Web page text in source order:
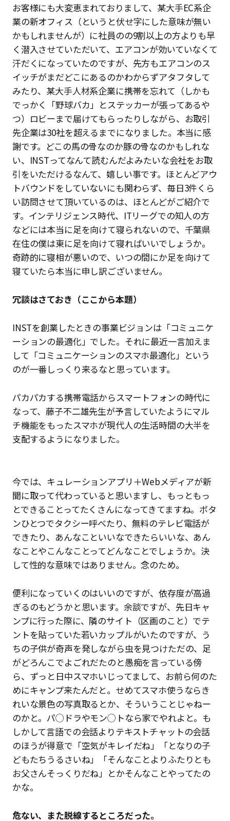
お客様にも大変恵まれておりまして、某大手EC系企
業の新オフィス（というと伏せ字にした意味が無い
かもしれませんが）に社員のの9割以上の方よりも早
く潜入させていただいて、エアコンが効いていなくて
汗だくになっていたのですが、先方もエアコンのス
イッチがまだどこにあるのかわからずアタフタして
みたり、某大手人材系企業に携帯を忘れて（しかも
でっかく「野球バカ」とステッカーが張ってあるや
つ）ロビーまで届けてもらったりしながら、お取引
先企業は30社を超えるまでになりました。本当に感
謝です。どこの馬の骨なのか豚の骨なのかもしれな
い、INSTってなんて読むんだよみたいな会社をお取
引をいただけるなんて、嬉しい事です。ほとんどアウ
トバウンドをしていないにも関わらず、毎日3件くら
い訪問させて頂いているのは、ほとんどがご紹介で
す。インテリジェンス時代、ITリーグでの知人の方
などには本当に足を向けて寝られないので、千葉県
在住の僕は東に足を向けて寝ればいいでしょうか。
奇跡的に寝相が悪いので、いつの間にか足を向けて
寝ていたら本当に申し訳ございません。
冗談はさておき（ここから本題）
INSTを創業したときの事業ビジョンは「コミュニケ
ーションの最適化」でした。それに最近一言加えま
して「コミュニケーションのスマホ最適化」という
のが一番しっくり来るなと思っています。
パカパカする携帯電話からスマートフォンの時代に
なって、藤子不二雄先生が予言していたようにマル
チ機能をもったスマホが現代人の生活時間の大半を
支配するようになりました。
今では、キュレーションアプリ＋Webメディアが新
聞に取って代わっていると思いますし、もっともっ
とできることってたくさんになってきてますね。ボタ
ンひとつでタクシー呼べたり、無料のテレビ電話が
できたり、あんなこといいなできたらいいな、あん
なことやこんなことってどんなことでしょうか。決
して性的な意味ではありません。念のため。
便利になっていくのはいいのですが、依存度が高過
ぎるのもどうかと思います。余談ですが、先日キャ
ンプに行った際に、隣のサイト（区画のこと）でテ
ントを貼っていた若いカップルがいたのですが、う
ちの子供が奇声を発しながら虫を見つけただの、足
がどろんこでよごれだたのと愚痴を言っている傍
ら、ずっと日中スマホいじってまして、お前ら何のた
めにキャンプ来たんだと。せめてスマホ使うならき
れいな景色の写真取るとか、そういうことじゃねー
のかと。パ◯ドラやモン◯トなら家でやれよと。も
しかして言語での会話よりテキストチャットの会話
のほうが得意で「空気がキレイだね」「となりの子
どもたちうるさいね」「そんなことよりふたりとも
お父さんそっくりだね」とかそんなことやってたの
かな。
危ない、また脱線するところだった。